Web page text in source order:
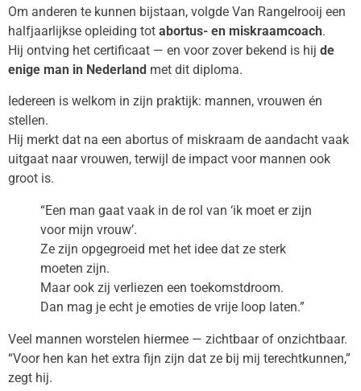
Om anderen te kunnen bijstaan, volgde Van Rangelrooij een
halfjaarlijkse opleiding tot abortus- en miskraamcoach.
Hij ontving het certificaat — en voor zover bekend is hij de
enige man in Nederland met dit diploma.
Iedereen is welkom in zijn praktijk: mannen, vrouwen én
stellen.
Hij merkt dat na een abortus of miskraam de aandacht vaak
uitgaat naar vrouwen, terwijl de impact voor mannen ook
groot is.
“Een man gaat vaak in de rol van ‘ik moet er zijn
voor mijn vrouw’.
Ze zijn opgegroeid met het idee dat ze sterk
moeten zijn.
Maar ook zij verliezen een toekomstdroom.
Dan mag je echt je emoties de vrije loop laten.”
Veel mannen worstelen hiermee — zichtbaar of onzichtbaar.
“Voor hen kan het extra fijn zijn dat ze bij mij terechtkunnen,”
zegt hij.